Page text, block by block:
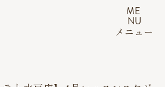
ME
NU
メニュー